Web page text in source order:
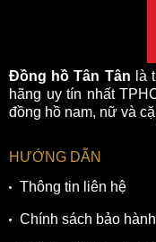
Đồng hồ Tân Tân là
hãng uy tín nhất
đồng hồ nam, nữ và
HƯỚNG DẪN
Thông tin liên hệ
Chính sách bảo hành